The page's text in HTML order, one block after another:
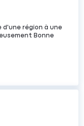
d'une région à une
Bonne